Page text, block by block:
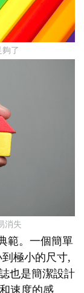
了
消失
範。一個簡單
極小的尺寸,
也是簡潔設計
速度的感